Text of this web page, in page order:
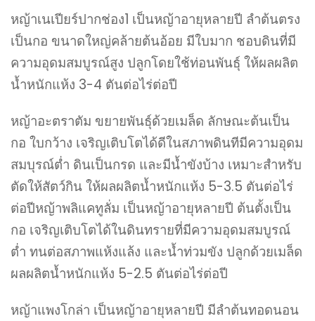
หญ้าเนเปียร์ปากช่อง1 เป็นหญ้าอายุหลายปี ลำต้นตรง
เป็นกอ ขนาดใหญ่คล้ายต้นอ้อย มีใบมาก ชอบดินที่มี
ความอุดมสมบูรณ์สูง ปลูกโดยใช้ท่อนพันธุ์ ให้ผลผลิต
น้ำหนักแห้ง 3-4 ตันต่อไร่ต่อปี
หญ้าอะตราตัม ขยายพันธุ์ด้วยเมล็ด ลักษณะต้นเป็น
กอ ใบกว้าง เจริญเติบโตได้ดีในสภาพดินทีมีความอุดม
สมบุรณ์ต่ำ ดินเป็นกรด และมีน้ำขังบ้าง เหมาะสำหรับ
ตัดให้สัตว์กิน ให้ผลผลิตน้ำหนักแห้ง 5-3.5 ตันต่อไร่
ต่อปีหญ้าพลิแคทูลั่ม เป็นหญ้าอายุหลายปี ต้นตั้งเป็น
กอ เจริญเติบโตได้ในดินทรายที่มีความอุดมสมบูรณ์
ต่ำ ทนต่อสภาพแห้งแล้ง และน้ำท่วมขัง ปลูกด้วยเมล็ด
ผลผลิตน้ำหนักแห้ง 5-2.5 ตันต่อไร่ต่อปี
หญ้าแพงโกล่า เป็นหญ้าอายุหลายปี มีลำต้นทอดนอน